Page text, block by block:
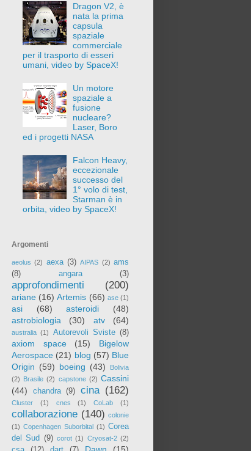
Dragon V2, è
nata la prima
capsula
spaziale
commerciale
per il trasporto di esseri
umani, video by SpaceX!
Un motore
spaziale a
fusione
nucleare?
Laser, Boro
ed i progetti NASA
Falcon Heavy,
eccezionale
successo del
1° volo di test,
Starman è in
orbita, video by SpaceX!
Argomenti
aeolus (2) aexa (3) AIPAS (2) ams
(8)
angara (3)
approfondimenti (200)
ariane (16) Artemis (66) ase (1)
asi (68) asteroidi
(48)
astrobiologia
(30) atv (64)
australia (1) Autorevoli Sviste (8)
axiom space (15)
Bigelow
Aerospace (21) blog (57) Blue
Origin (59) boeing (43)
Bolivia
(2) Brasile (2) capstone (2) Cassini
(44)
chandra (9) cina (162)
Cluster (1) cnes (1) CoLab (1)
collaborazione (140) colonie
(1) Copenhagen Suborbital (1) Corea
del Sud (9) corot (1) Cryosat-2 (2)